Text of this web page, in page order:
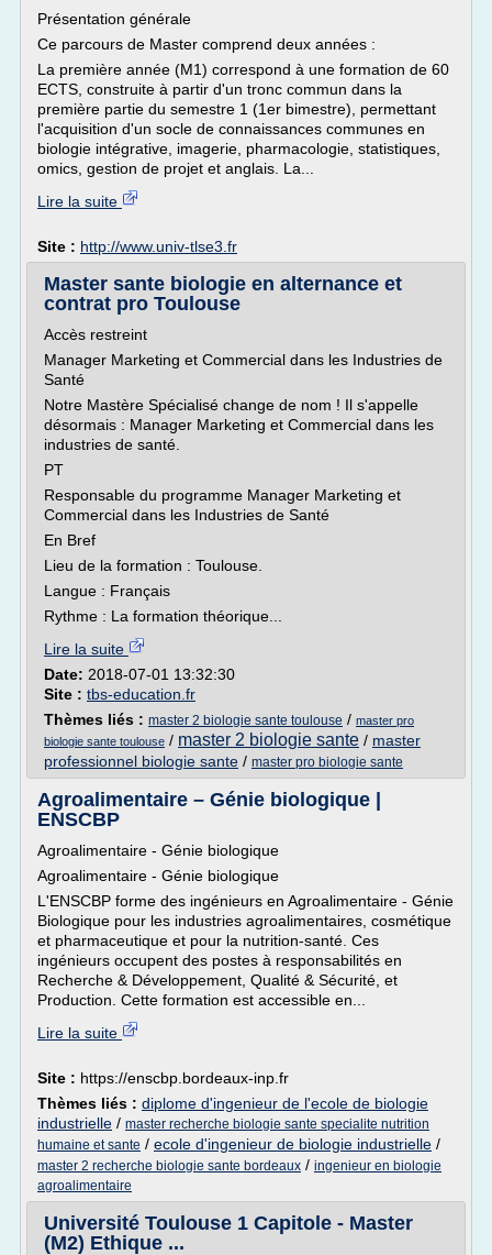
Présentation générale
Ce parcours de Master comprend deux années :
La première année (M1) correspond à une formation de 60
ECTS, construite à partir d'un tronc commun dans la
première partie du semestre 1 (1er bimestre), permettant
l'acquisition d'un socle de connaissances communes en
biologie intégrative, imagerie, pharmacologie, statistiques,
omics, gestion de projet et anglais. La...
Lire la suite
Site : http://www.univ-tlse3.fr
Master sante biologie en alternance et
contrat pro Toulouse
Accès restreint
Manager Marketing et Commercial dans les Industries de
Santé
Notre Mastère Spécialisé change de nom ! Il s'appelle
désormais : Manager Marketing et Commercial dans les
industries de santé.
PT
Responsable du programme Manager Marketing et
Commercial dans les Industries de Santé
En Bref
Lieu de la formation : Toulouse.
Langue : Français
Rythme : La formation théorique...
Lire la suite
Date: 2018-07-01 13:32:30
Site : tbs-education.fr
Thèmes liés : master 2 biologie sante toulouse / master pro
biologie sante toulouse / master 2 biologie sante / master
professionnel biologie sante / master pro biologie sante
Agroalimentaire – Génie biologique |
ENSCBP
Agroalimentaire - Génie biologique
Agroalimentaire - Génie biologique
L'ENSCBP forme des ingénieurs en Agroalimentaire - Génie
Biologique pour les industries agroalimentaires, cosmétique
et pharmaceutique et pour la nutrition-santé. Ces
ingénieurs occupent des postes à responsabilités en
Recherche & Développement, Qualité & Sécurité, et
Production. Cette formation est accessible en...
Lire la suite
Site : https://enscbp.bordeaux-inp.fr
Thèmes liés : diplome d'ingenieur de l'ecole de biologie
industrielle / master recherche biologie sante specialite nutrition
humaine et sante / ecole d'ingenieur de biologie industrielle /
master 2 recherche biologie sante bordeaux / ingenieur en biologie
agroalimentaire
Université Toulouse 1 Capitole - Master
(M2) Ethique ...